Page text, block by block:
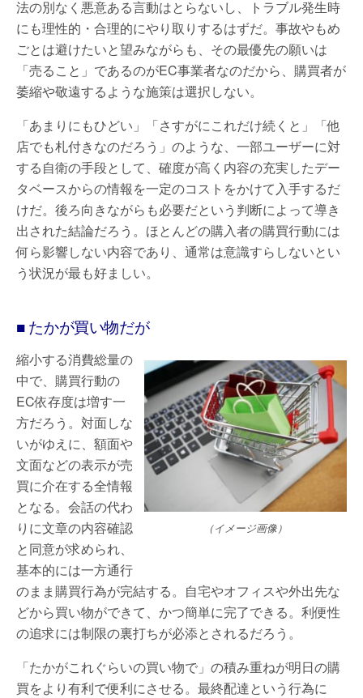
法の別なく悪意ある言動はとらないし、トラブル発生時
にも理性的・合理的にやり取りするはずだ。事故やもめ
ごとは避けたいと望みながらも、その最優先の願いは
「売ること」であるのがEC事業者なのだから、購買者が
萎縮や敬遠するような施策は選択しない。
「あまりにもひどい」「さすがにこれだけ続くと」「他
店でも札付きなのだろう」のような、一部ユーザーに対
する自衛の手段として、確度が高く内容の充実したデー
タベースからの情報を一定のコストをかけて入手するだ
けだ。後ろ向きながらも必要だという判断によって導き
出された結論だろう。ほとんどの購入者の購買行動には
何ら影響しない内容であり、通常は意識すらしないとい
う状況が最も好ましい。
■ たかが買い物だが
（イメージ画像）
縮小する消費総量の
中で、購買行動の
EC依存度は増す一
方だろう。対面しな
いがゆえに、額面や
文面などの表示が売
買に介在する全情報
となる。会話の代わ
りに文章の内容確認
と同意が求められ、
基本的には一方通行
のまま購買行為が完結する。自宅やオフィスや外出先な
どから買い物ができて、かつ簡単に完了できる。利便性
の追求には制限の裏打ちが必添とされるだろう。
「たかがこれぐらいの買い物で」の積み重ねが明日の購
買をより有利で便利にさせる。最終配達という行為に